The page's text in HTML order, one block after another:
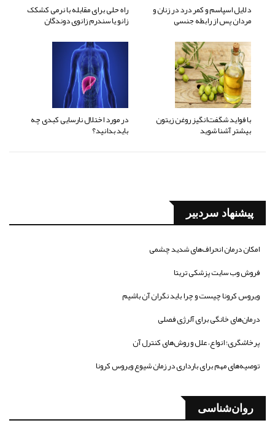
دلایل اسپاسم و کمر درد در زنان و
مردان پس از رابطه جنسی
راه حلی برای مقابله با نرمی کشکک
زانو یا سندرم زانوی دوندگان
با فواید شگفت‌انگیز روغن زیتون
بیشتر آشنا شوید
در مورد اختلال نارسایی کبدی چه
باید بدانید؟
پیشنهاد سردبیر
امکان درمان انحراف‌های شدید چشمی
فروش وب سایت پزشکی تریتا
ویروس کرونا چیست و چرا باید نگران آن باشیم
درمان‌های خانگی برای آلرژی فصلی
پرخاشگری؛ انواع، علل و روش‌های کنترل آن
توصیه‌های مهم برای بارداری در زمان شیوع ویروس کرونا
روان‌شناسی